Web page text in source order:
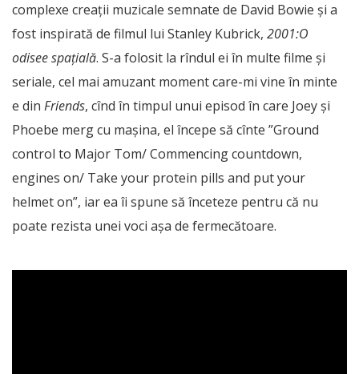
complexe creații muzicale semnate de David Bowie și a
fost inspirată de filmul lui Stanley Kubrick, 2001:O
odisee spațială. S-a folosit la rîndul ei în multe filme și
seriale, cel mai amuzant moment care-mi vine în minte
e din Friends, cînd în timpul unui episod în care Joey și
Phoebe merg cu mașina, el începe să cînte ”Ground
control to Major Tom/ Commencing countdown,
engines on/ Take your protein pills and put your
helmet on”, iar ea îi spune să înceteze pentru că nu
poate rezista unei voci așa de fermecătoare.